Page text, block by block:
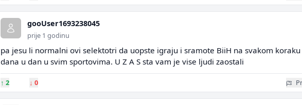
gooUser1693238045
prije 1 godinu
pa jesu li normalni ovi selektotri da uopste igraju i sramote BiiH na svakom koraku
dana u dan u svim sportovima. U Z A S sta vam je vise ljudi zaostali
↑ 2 ↓ 0